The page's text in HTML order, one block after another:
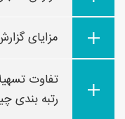
مزایای
تفاوت
رتبه بندی